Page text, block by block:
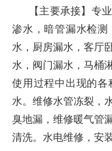
【主要承接】专
渗水，暗管漏水检
水，厨房漏水，客厅
水，阀门漏水，马桶
使用过程中出现的
水。维修水管冻裂，
臭地漏，维修暖气管
清洗。水电维修，安装